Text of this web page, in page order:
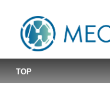
MEC国試速報
TOP